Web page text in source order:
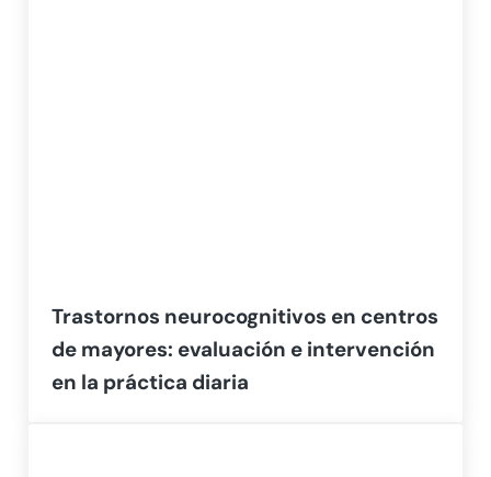
Trastornos neurocognitivos en centros
de mayores: evaluación e intervención
en la práctica diaria